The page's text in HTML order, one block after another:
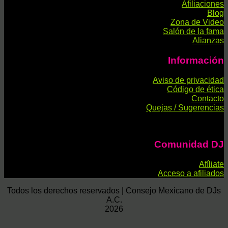
Afiliaciones
Blog
Zona de Video
Salón de la fama
Alianzas
Información
Aviso de privacidad
Código de ética
Contacto
Quejas / Sugerencias
Comunidad DJ
Afíliate
Acceso a afiliados
Todos los derechos reservados | Consejo Mexicano de DJs
A.C.
2026